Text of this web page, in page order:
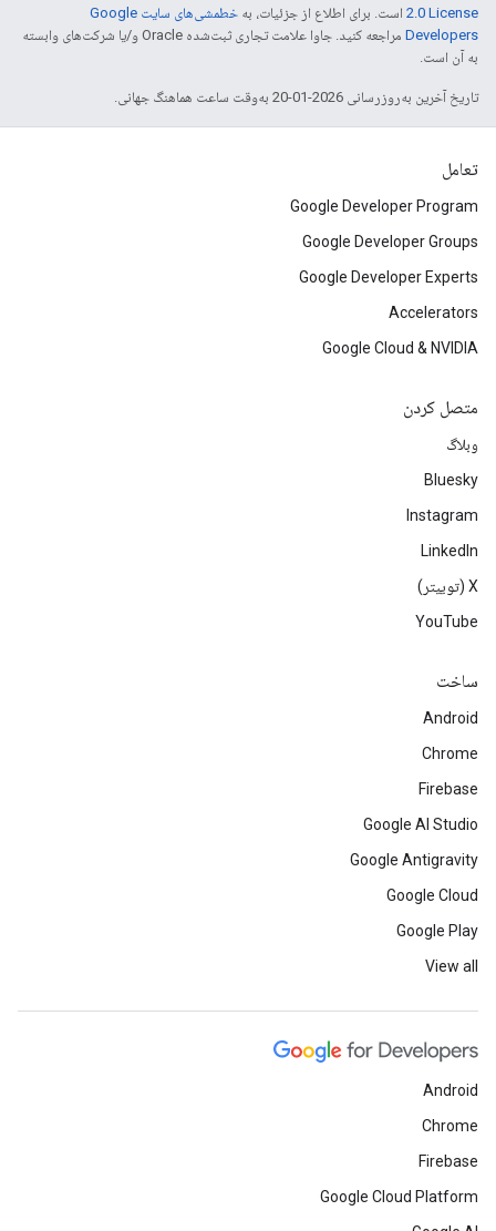
2.0 License است. برای اطلاع از جزئیات، به
خطمشی‌های سایت Google
Developers‏
مراجعه کنید. جاوا علامت تجاری ثبت‌شده Oracle و/یا شرکت‌های وابسته
به آن است.
تاریخ آخرین به‌روزرسانی 2026-01-20 به‌وقت ساعت هماهنگ جهانی.
تعامل
Google Developer Program
Google Developer Groups
Google Developer Experts
Accelerators
Google Cloud & NVIDIA
متصل کردن
وبلاگ
Bluesky
Instagram
LinkedIn
‫X (توییتر)
YouTube
ساخت
Android
Chrome
Firebase
Google AI Studio
Google Antigravity
Google Cloud
Google Play
View all
Android
Chrome
Firebase
Google Cloud Platform